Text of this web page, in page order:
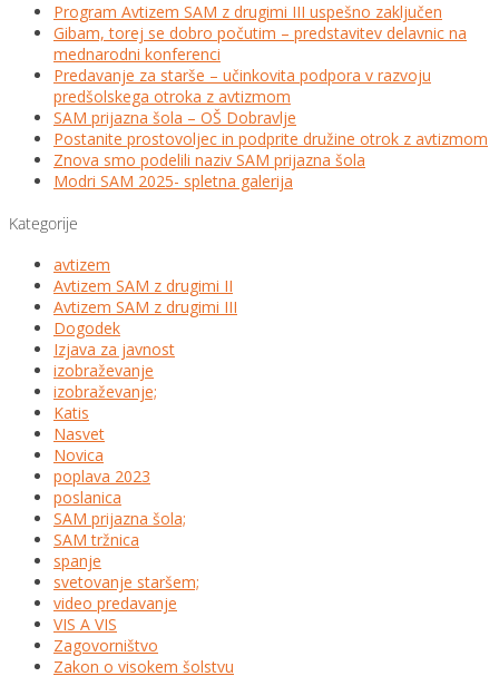
Program Avtizem SAM z drugimi III uspešno zaključen
Gibam, torej se dobro počutim – predstavitev delavnic na
mednarodni konferenci
Predavanje za starše – učinkovita podpora v razvoju
predšolskega otroka z avtizmom
SAM prijazna šola – OŠ Dobravlje
Postanite prostovoljec in podprite družine otrok z avtizmom
Znova smo podelili naziv SAM prijazna šola
Modri SAM 2025- spletna galerija
Kategorije
avtizem
Avtizem SAM z drugimi II
Avtizem SAM z drugimi III
Dogodek
Izjava za javnost
izobraževanje
izobraževanje;
Katis
Nasvet
Novica
poplava 2023
poslanica
SAM prijazna šola;
SAM tržnica
spanje
svetovanje staršem;
video predavanje
VIS A VIS
Zagovorništvo
Zakon o visokem šolstvu